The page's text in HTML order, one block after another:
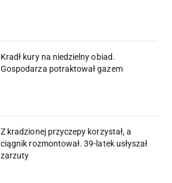
Kradł kury na niedzielny obiad.
Gospodarza potraktował gazem
Z kradzionej przyczepy korzystał, a
ciągnik rozmontował. 39-latek usłyszał
zarzuty